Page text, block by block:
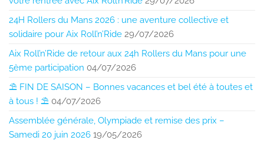
24H Rollers du Mans 2026 : une aventure collective et
solidaire pour Aix Roll’n’Ride 29/07/2026
Aix Roll’n’Ride de retour aux 24h Rollers du Mans pour une
5ème participation 04/07/2026
⛱️ FIN DE SAISON – Bonnes vacances et bel été à toutes et
à tous ! ⛱️ 04/07/2026
Assemblée générale, Olympiade et remise des prix –
Samedi 20 juin 2026 19/05/2026